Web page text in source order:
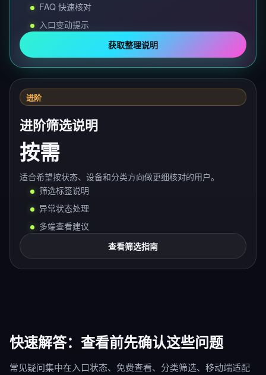
FAQ 快速核对
入口变动提示
获取整理说明
进阶
进阶筛选说明
按需
适合希望按状态、设备和分类方向做更细核对的用户。
筛选标签说明
异常状态处理
多端查看建议
查看筛选指南
快速解答：查看前先确认这些问题
常见疑问集中在入口状态、免费查看、分类筛选、移动端适配